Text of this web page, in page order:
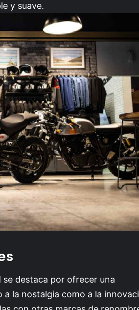
y suave.
destaca por ofrecer una
la nostalgia como a la